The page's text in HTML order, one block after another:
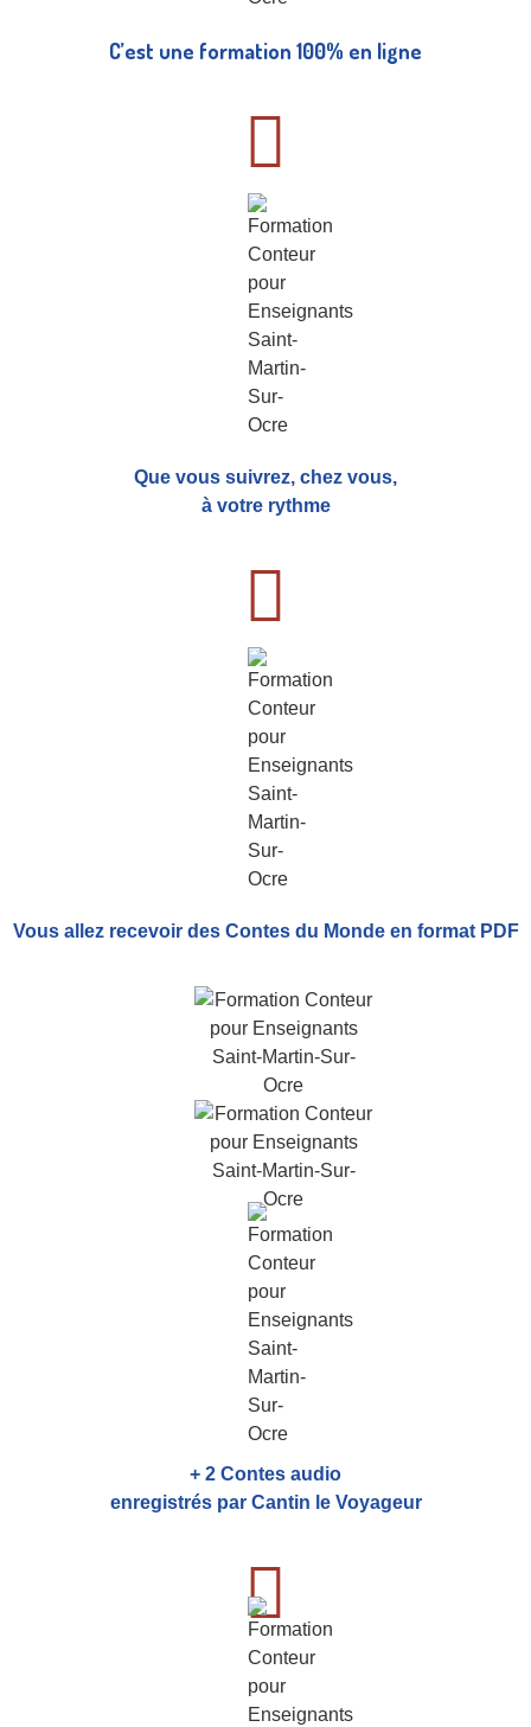
C’est une formation 100% en ligne
Que vous suivrez, chez vous,
à votre rythme
Vous allez recevoir des Contes du Monde en format PDF
+ 2 Contes audio
enregistrés par Cantin le Voyageur